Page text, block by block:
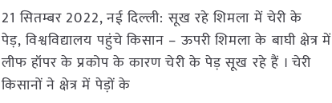
21 सितम्बर 2022, नई दिल्ली: सूख रहे शिमला में चेरी के
पेड़, विश्वविद्यालय पहुंचे किसान – ऊपरी शिमला के बाघी क्षेत्र में
लीफ हॉपर के प्रकोप के कारण चेरी के पेड़ सूख रहे हैं । चेरी
किसानों ने क्षेत्र में पेड़ों के